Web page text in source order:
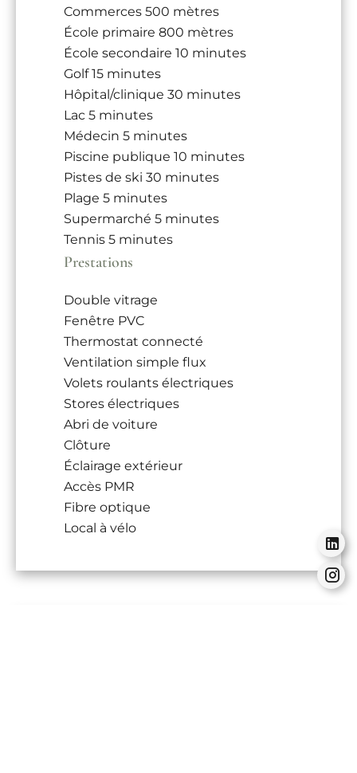
Commerces 500 mètres
École primaire 800 mètres
École secondaire 10 minutes
Golf15 minutes
Hôpital/clinique 30 minutes
Lac 5 minutes
Médecin 5 minutes
Piscine publique 10 minutes
Pistes de ski 30 minutes
Plage 5 minutes
Supermarché 5 minutes
Tennis 5 minutes
Prestations
Double vitrage
Fenêtre PVC
Thermostat connecté
Ventilation simple flux
Volets roulants électriques
Stores électriques
Abri de voiture
Clôture
Éclairage extérieur
Accès PMR
Fibre optique
Local à vélo